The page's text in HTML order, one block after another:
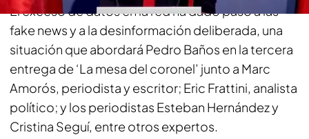
El exceso de datos en la red ha dado paso a las
fake news y a la desinformación deliberada, una
situación que abordará Pedro Baños en la tercera
entrega de ‘La mesa del coronel’ junto a Marc
Amorós, periodista y escritor; Eric Frattini, analista
político; y los periodistas Esteban Hernández y
Cristina Seguí, entre otros expertos.